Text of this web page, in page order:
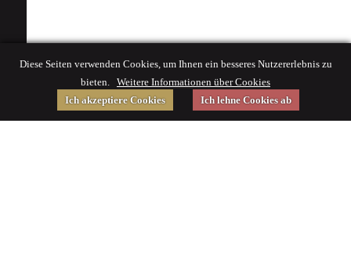
Diese Seiten verwenden Cookies, um Ihnen ein besseres Nutzererlebnis zu
bieten. Weitere Informationen über Cookies
Ich akzeptiere Cookies
Ich lehne Cookies ab